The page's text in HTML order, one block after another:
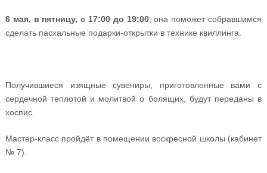
6 мая, в пятницу, с 17:00 до 19:00, она поможет собравшимся
сделать пасхальные подарки-открытки в технике квиллинга.
Получившиеся изящные сувениры, приготовленные вами с
сердечной теплотой и молитвой о болящих, будут переданы в
хоспис.
Мастер-класс пройдёт в помещении воскресной школы (кабинет
№ 7).